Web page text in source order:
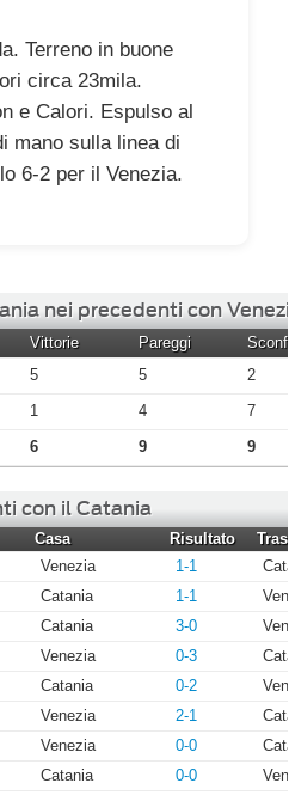
Terreno in buone
circa 23mila.
e Calori. Espulso al
mano sulla linea di
6-2 per il Venezia.
nei precedenti con
Vittorie Pareggi
5 5
2
1 4
7
6 9 9
con il Catania
Casa Risultato
Venezia 1-1
Catania 1-1
Catania 3-0
Venezia 0-3
Catania 0-2
Venezia 2-1
Venezia 0-0
Catania 0-0